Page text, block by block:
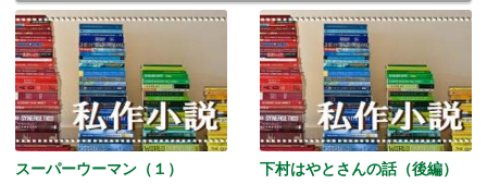
スーパーウーマン（１） 下村はやとさんの話（後編）